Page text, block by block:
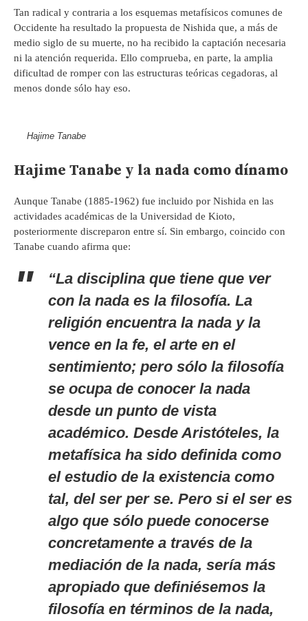
Tan radical y contraria a los esquemas metafísicos comunes de
Occidente ha resultado la propuesta de Nishida que, a más de
medio siglo de su muerte, no ha recibido la captación necesaria
ni la atención requerida. Ello comprueba, en parte, la amplia
dificultad de romper con las estructuras teóricas cegadoras, al
menos donde sólo hay eso.
Hajime Tanabe
Hajime Tanabe y la nada como dínamo
Aunque Tanabe (1885-1962) fue incluido por Nishida en las
actividades académicas de la Universidad de Kioto,
posteriormente discreparon entre sí. Sin embargo, coincido con
Tanabe cuando afirma que:
“La disciplina que tiene que ver
con la nada es la filosofía. La
religión encuentra la nada y la
vence en la fe, el arte en el
sentimiento; pero sólo la filosofía
se ocupa de conocer la nada
desde un punto de vista
académico. Desde Aristóteles, la
metafísica ha sido definida como
el estudio de la existencia como
tal, del ser per se. Pero si el ser es
algo que sólo puede conocerse
concretamente a través de la
mediación de la nada, sería más
apropiado que definiésemos la
filosofía en términos de la nada,